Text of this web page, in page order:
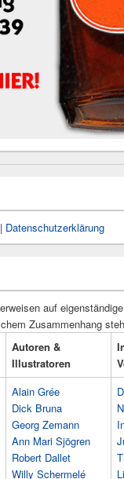
| Datenschutzerklärung
auf
Zusammenhang
Autoren &
Illustratoren
Alain Grée
Dick Bruna
Georg Zemann
Ann Mari Sjögren
Robert Dallet
Willy Schermelé